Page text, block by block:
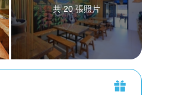
共 20 張照片